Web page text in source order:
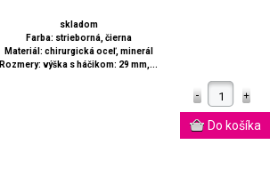
skladom
Farba: strieborná, čierna
Materiál: chirurgická oceľ, minerál
Rozmery: výška s háčikom: 29 mm,...